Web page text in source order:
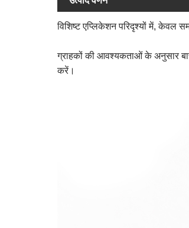
विशिष्ट एप्लिकेशन परिदृश्यों में, केवल
ग्राहकों की आवश्यकताओं के अनुसार
करें।